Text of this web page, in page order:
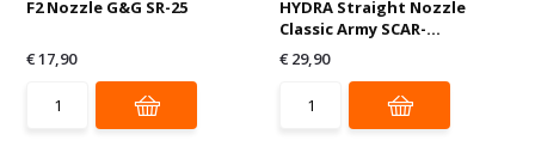
F2 Nozzle G&G SR-25
€ 17,90
HYDRA Straight Nozzle
Classic Army SCAR-...
€ 29,90